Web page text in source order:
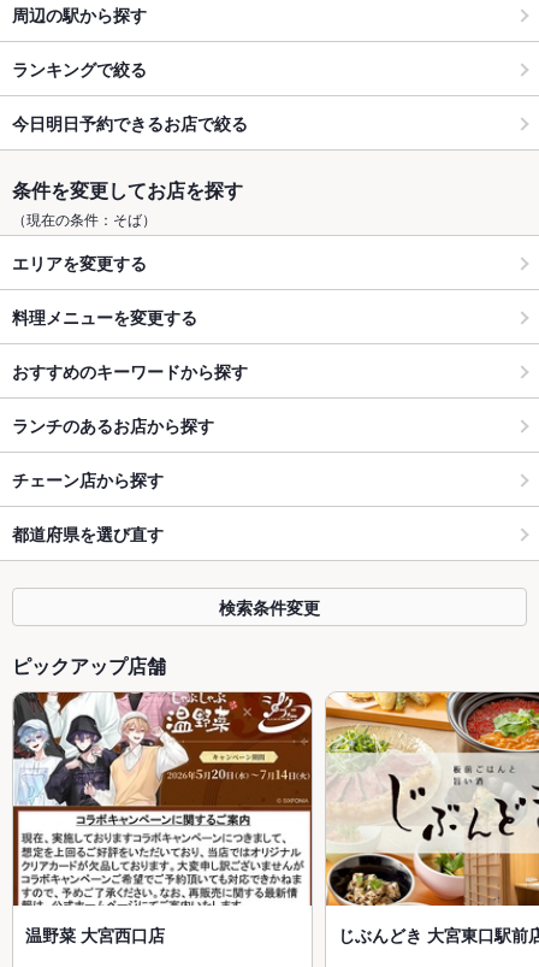
周辺の駅から探す
ランキングで絞る
今日明日予約できるお店で絞る
条件を変更してお店を探す
（現在の条件：そば）
エリアを変更する
料理メニューを変更する
おすすめのキーワードから探す
ランチのあるお店から探す
チェーン店から探す
都道府県を選び直す
検索条件変更
ピックアップ店舗
温野菜 大宮西口店 じぶんどき 大宮東口駅前